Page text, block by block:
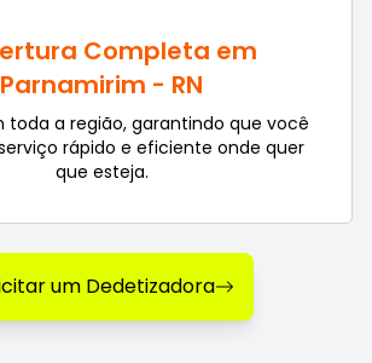
Completa em
Parnamirim - RN
toda a região, garantindo que você
rápido e eficiente onde quer
que esteja.
um Dedetizadora